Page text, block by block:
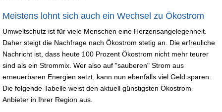
Meistens lohnt sich auch ein Wechsel zu Ökostrom
Umweltschutz ist für viele Menschen eine Herzensangelegenheit.
Daher steigt die Nachfrage nach Ökostrom stetig an. Die erfreuliche
Nachricht ist, dass heute 100 Prozent Ökostrom nicht mehr teurer
sind als ein Strommix. Wer also auf "sauberen" Strom aus
erneuerbaren Energien setzt, kann nun ebenfalls viel Geld sparen.
Die folgende Tabelle weist den aktuell günstigsten Ökostrom-
Anbieter in Ihrer Region aus.